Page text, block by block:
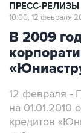
ПРЕСС-РЕЛИЗЫ
10:00, 12 февраля
В 2009
12 февраля -
на 01.01.2010
кредитов